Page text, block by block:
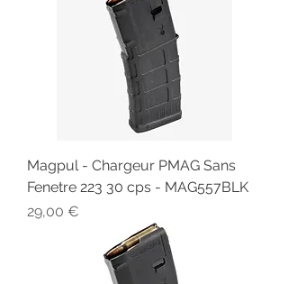
Magpul - Chargeur PMAG Sans
Fenetre 223 30 cps - MAG557BLK
Prix
29,00 €